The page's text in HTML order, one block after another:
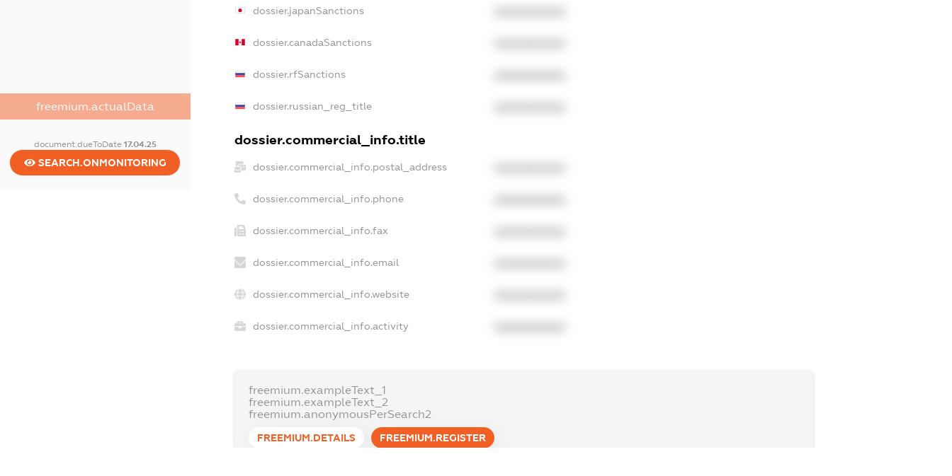
freemium.actualData
document.dueToDate 17.04.25
SEARCH.ONMONITORING
dossier.japanSanctions
dossier.canadaSanctions
dossier.rfSanctions
dossier.russian_reg_title
dossier.commercial_info.title
dossier.commercial_info.postal_address
dossier.commercial_info.phone
dossier.commercial_info.fax
dossier.commercial_info.email
dossier.commercial_info.website
dossier.commercial_info.activity
freemium.exampleText_1
freemium.exampleText_2
freemium.anonymousPerSearch2
FREEMIUM.DETAILS FREEMIUM.REGISTER